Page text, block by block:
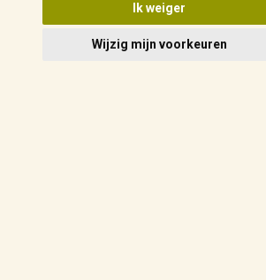
Ik weiger
Wijzig mijn voorkeuren
Privacy Policy